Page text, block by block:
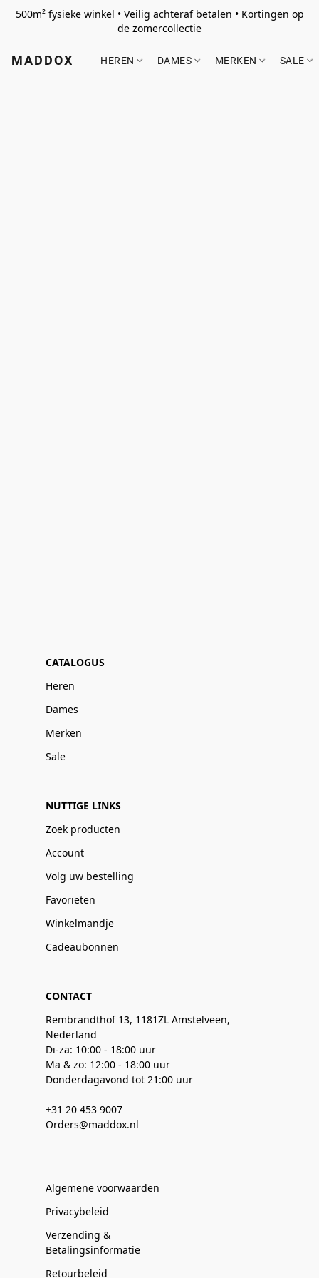
500m² fysieke winkel • Veilig achteraf betalen • Kortingen op
de zomercollectie
MADDOX HEREN DAMES MERKEN SALE
CATALOGUS
Heren
Dames
Merken
Sale
NUTTIGE LINKS
Zoek producten
Account
Volg uw bestelling
Favorieten
Winkelmandje
Cadeaubonnen
CONTACT
Rembrandthof 13, 1181ZL Amstelveen,
Nederland
Di-za: 10:00 - 18:00 uur
Ma & zo: 12:00 - 18:00 uur
Donderdagavond tot 21:00 uur
+31 20 453 9007
Orders@maddox.nl
Algemene voorwaarden
Privacybeleid
Verzending &
Betalingsinformatie
Retourbeleid